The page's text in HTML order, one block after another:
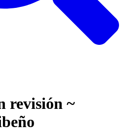
revisión ~